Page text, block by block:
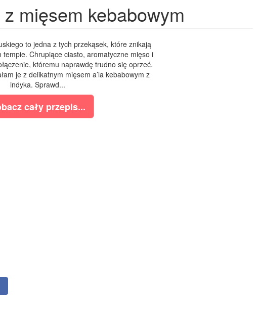
mięsem kebabowym
to jedna z tych przekąsek, które znikają
tempie. Chrupiące ciasto, aromatyczne mięso i
któremu naprawdę trudno się oprzeć.
je z delikatnym mięsem a’la kebabowym z
indyka. Sprawd...
cały przepis...